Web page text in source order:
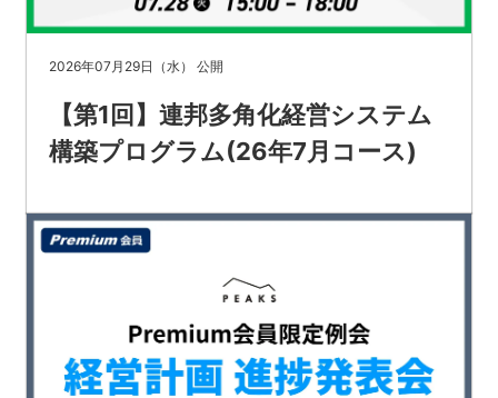
2026年07月29日（水） 公開
【第1回】連邦多角化経営システム
構築プログラム(26年7月コース)